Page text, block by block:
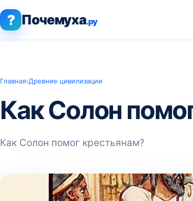
? Почемуха.ру
Главная›Древние цивилизации
Как Солон
Как Солон помог крестьянам?